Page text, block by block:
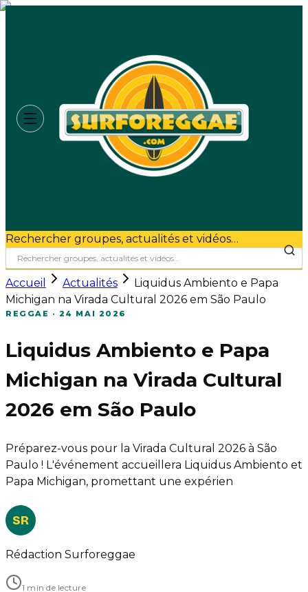
Rechercher groupes, actualités et vidéos…
Accueil Actualités
Liquidus Ambiento e Papa
Michigan na Virada Cultural 2026 em São Paulo
REGGAE · 24 MAI 2026
Liquidus Ambiento e Papa
Michigan na Virada Cultural
2026 em São Paulo
Préparez-vous pour la Virada Cultural 2026 à São
Paulo ! L'événement accueillera Liquidus Ambiento et
Papa Michigan, promettant une expérien
SR
Rédaction Surforeggae
1 min de lecture